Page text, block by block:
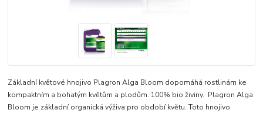
Základní květové hnojivo Plagron Alga Bloom dopomáhá rostlinám ke
kompaktním a bohatým květům a plodům. 100% bio živiny. Plagron Alga
Bloom je základní organická výživa pro období květu. Toto hnojivo